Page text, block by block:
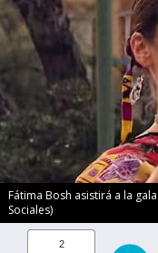
Fátima Bosh asistirá a la
Sociales)
2